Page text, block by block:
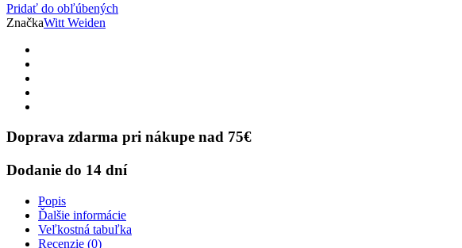
Pridať do obľúbených
ZnačkaWitt Weiden
Doprava zdarma pri nákupe nad 75€
Dodanie do 14 dní
Popis
Ďalšie informácie
Veľkostná tabuľka
Recenzie (0)